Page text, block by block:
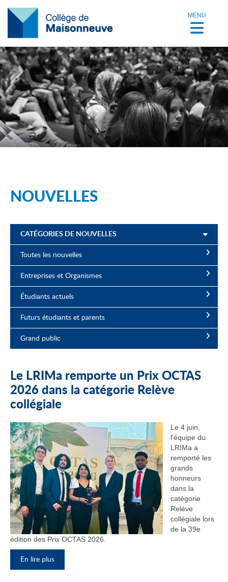
MENU
NOUVELLES
CATÉGORIES DE NOUVELLES
Toutes les nouvelles
Entreprises et Organismes
Étudiants actuels
Futurs étudiants et parents
Grand public
Le LRIMa remporte un Prix OCTAS
2026 dans la catégorie Relève
collégiale
Le 4 juin,
l'équipe du
LRIMa a
remporté les
grands
honneurs
dans la
catégorie
Relève
collégiale lors
de la 39e
édition des Prix OCTAS 2026.
En lire plus